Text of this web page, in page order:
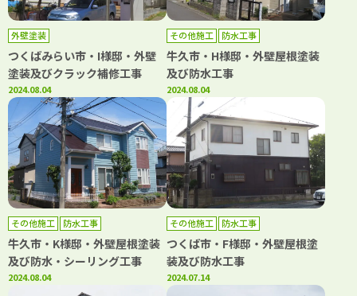
外壁塗装
つくばみらい市・I様邸・外壁
塗装及びクラック補修工事
2024.08.04
その他施工 防水工事
牛久市・H様邸・外壁屋根塗装
及び防水工事
2024.08.04
その他施工 防水工事
牛久市・K様邸・外壁屋根塗装
及び防水・シーリング工事
2024.08.04
その他施工 防水工事
つくば市・F様邸・外壁屋根塗
装及び防水工事
2024.07.14